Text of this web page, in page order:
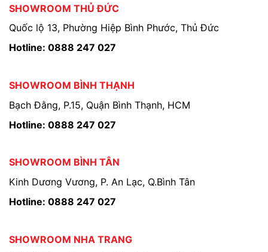
SHOWROOM THỦ ĐỨC
Quốc lộ 13, Phường Hiệp Bình Phước, Thủ Đức
Hotline: 0888 247 027
SHOWROOM BÌNH THẠNH
Bạch Đằng, P.15, Quận Bình Thạnh, HCM
Hotline: 0888 247 027
SHOWROOM BÌNH TÂN
Kinh Dương Vương, P. An Lạc, Q.Bình Tân
Hotline: 0888 247 027
SHOWROOM NHA TRANG